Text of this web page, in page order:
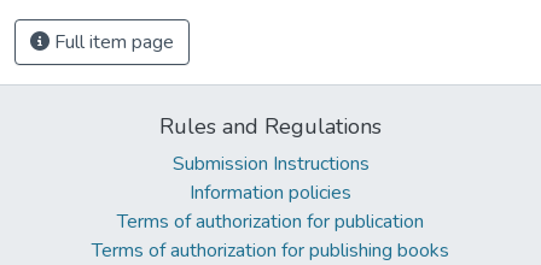
Full item page
Rules and Regulations
Submission Instructions
Information policies
Terms of authorization for publication
Terms of authorization for publishing books